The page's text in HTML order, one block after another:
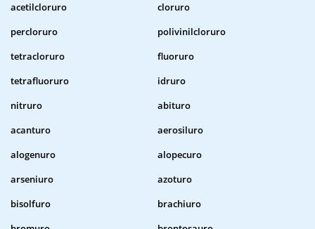
acetilcloruro
cloruro
percloruro
polivinilcloruro
tetracloruro
fluoruro
tetrafluoruro
idruro
nitruro
abituro
acanturo
aerosiluro
alogenuro
alopecuro
arseniuro
azoturo
bisolfuro
brachiuro